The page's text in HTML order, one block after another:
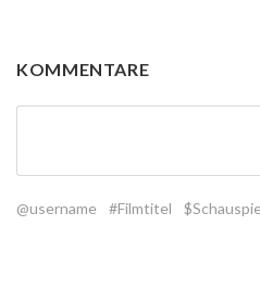
KOMMENTARE
@username #Filmtitel